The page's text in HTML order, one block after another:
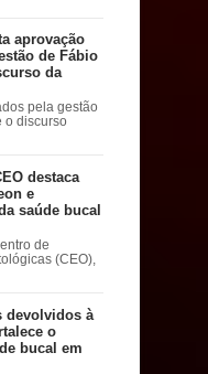
aprovação
de Fábio
da
pela gestão
o discurso
destaca
e
saúde bucal
de
(CEO),
devolvidos à
o
bucal em